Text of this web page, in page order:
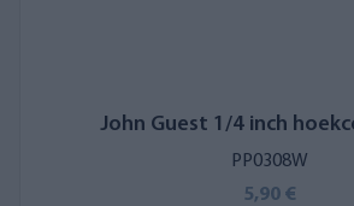
John Guest 1/4 inch
PP0308W
5,90 €